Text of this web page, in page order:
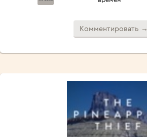
Комментировать →